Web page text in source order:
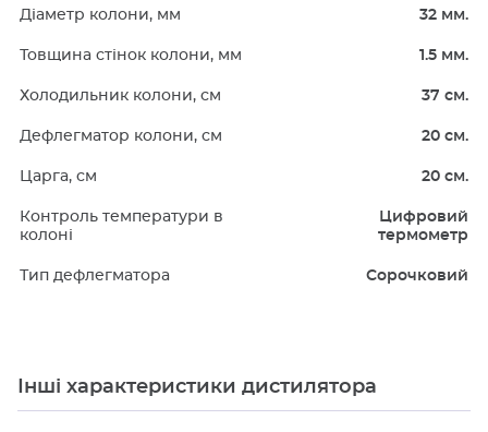
Діаметр колони, мм 32 мм.
Товщина стінок колони, мм 1.5 мм.
Холодильник колони, см 37 см.
Дефлегматор колони, см 20 см.
Царга, см 20 см.
Контроль температури в
колоні
Цифровий
термометр
Тип дефлегматора Сорочковий
Інші характеристики дистилятора